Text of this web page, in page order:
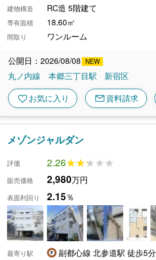
建物構造 RC造 5階建て
専有面積 18.60㎡
間取り ワンルーム
公開日：2026/08/08
丸ノ内線
本郷三丁目駅 新宿区
favoriteお気に入り mail資料請求
メゾンジャルダン
評価 2.26★★★★★
★★★★★
販売価格 2,980万円
表面利回り 2.15％
最寄り駅 副都心線 北参道駅 徒歩5分